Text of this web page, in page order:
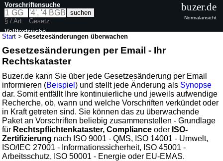
Start >Gesetzesänderungen überwachen
Gesetzesänderungen per Email - Ihr
Rechtskataster
Buzer.de kann Sie über jede Gesetzesänderung per Email
informieren (Beispiel) und stellt jede Änderung als Synopse
dar. Somit entfällt Ihre kontinuierliche und jeweils aufwendige
Recherche, ob, wann und welche Vorschriften verkündet oder
in Kraft getreten sind. Sie können das zu überwachende
Paket an Vorschriften beliebig zusammenstellen - Grundlage
für Rechtspflichtenkataster, Compliance oder ISO-
Zertifizierung nach ISO 9001 - QMS, ISO 14001 - Umwelt,
ISO/IEC 27001 - Informationssicherheit, ISO 45001 -
Arbeitsschutz, ISO 50001 - Energie oder EU-EMAS.
Vorschriftensuche
§ / Art.
Gesetz
Volltextsuche
buzer.de
Normalansicht